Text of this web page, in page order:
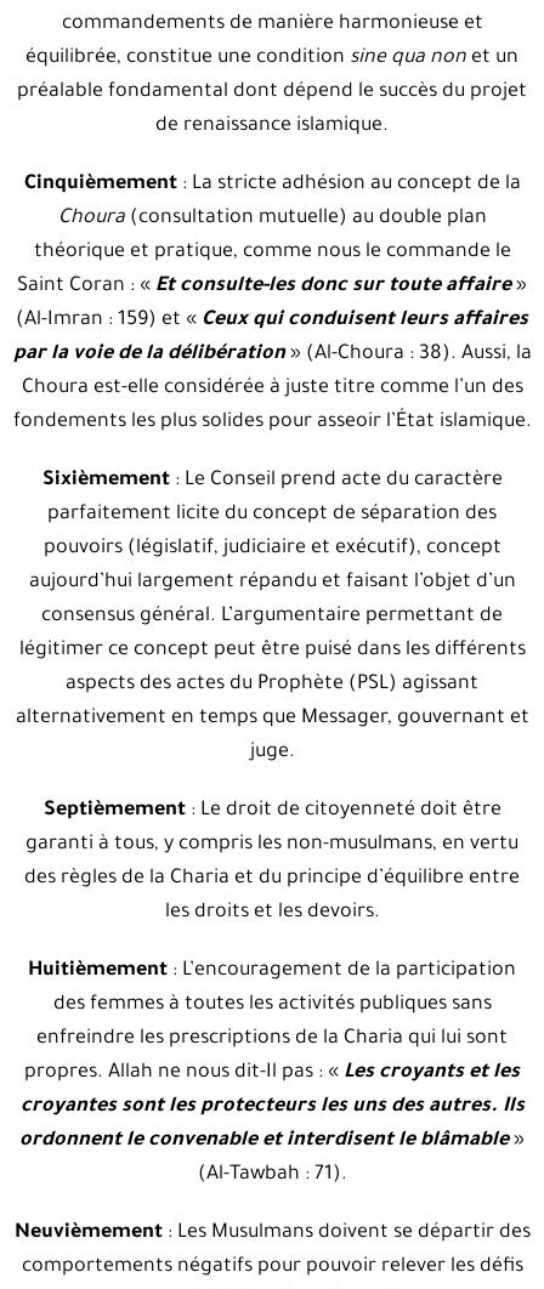
commandements de manière harmonieuse et
équilibrée, constitue une condition sine qua non et un
préalable fondamental dont dépend le succès du projet
de renaissance islamique.
Cinquièmement: La stricte adhésion au concept de la
Choura(consultation mutuelle) au double plan
théorique et pratique, comme nous le commande le
Saint Coran : « Et consulte-les donc sur toute affaire»
(Al-Imran : 159) et « Ceux qui conduisent leurs affaires
par la voie de la délibération» (Al-Choura : 38). Aussi, la
Choura est-elle considérée à juste titre comme l’un des
fondements les plus solides pour asseoir l’État islamique.
Sixièmement : Le Conseil prend acte du caractère
parfaitement licite du concept de séparation des
pouvoirs (législatif, judiciaire et exécutif), concept
aujourd’hui largement répandu et faisant l’objet d’un
consensus général. L’argumentaire permettant de
légitimer ce concept peut être puisé dans les différents
aspects des actes du Prophète (PSL) agissant
alternativement en temps que Messager, gouvernant et
juge.
Septièmement: Le droit de citoyenneté doit être
garanti à tous, y compris les non-musulmans, en vertu
des règles de la Charia et du principe d’équilibre entre
les droits et les devoirs.
Huitièmement : L’encouragement de la participation
des femmes à toutes les activités publiques sans
enfreindre les prescriptions de la Charia qui lui sont
propres. Allah ne nous dit-Il pas : « Les croyants et les
croyantes sont les protecteurs les uns des autres. Ils
ordonnent le convenable et interdisent le blâmable»
(Al-Tawbah : 71).
Neuvièmement: Les Musulmans doivent se départir des
comportements négatifs pour pouvoir relever les défis